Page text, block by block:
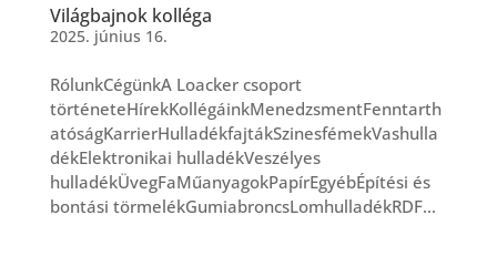
Világbajnok kolléga
2025. június 16.
RólunkCégünkA Loacker csoport
történeteHírekKollégáinkMenedzsmentFenntarth
atóságKarrierHulladékfajtákSzinesfémekVashulla
dékElektronikai hulladékVeszélyes
hulladékÜvegFaMűanyagokPapírEgyébÉpítési és
bontási törmelékGumiabroncsLomhulladékRDF...